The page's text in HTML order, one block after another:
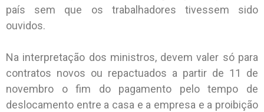
país sem que os trabalhadores tivessem sido
ouvidos.
Na interpretação dos ministros, devem valer só para
contratos novos ou repactuados a partir de 11 de
novembro o fim do pagamento pelo tempo de
deslocamento entre a casa e a empresa e a proibição